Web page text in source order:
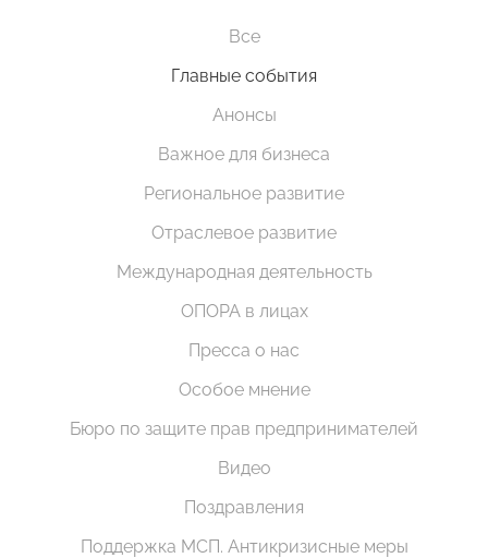
Все
Главные события
Анонсы
Важное для бизнеса
Региональное развитие
Отраслевое развитие
Международная деятельность
ОПОРА в лицах
Пресса о нас
Особое мнение
Бюро по защите прав предпринимателей
Видео
Поздравления
Поддержка МСП. Антикризисные меры